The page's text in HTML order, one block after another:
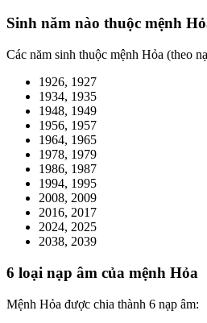
Sinh năm nào thuộc mệnh
Các năm sinh thuộc mệnh Hỏa (theo
1926, 1927
1934, 1935
1948, 1949
1956, 1957
1964, 1965
1978, 1979
1986, 1987
1994, 1995
2008, 2009
2016, 2017
2024, 2025
2038, 2039
6 loại nạp âm của mệnh Hỏa
Mệnh Hỏa được chia thành 6 nạp âm: